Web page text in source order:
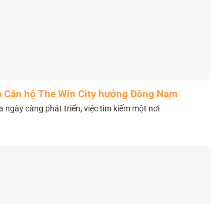
hộ The Win City hướng Đông Nam
ngày càng phát triển, việc tìm kiếm một nơi